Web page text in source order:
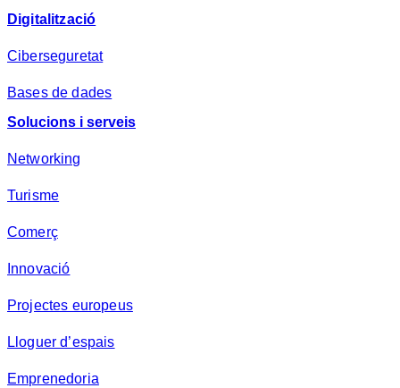
Digitalització
Ciberseguretat
Bases de dades
Solucions i serveis
Networking
Turisme
Comerç
Innovació
Projectes europeus
Lloguer d’espais
Emprenedoria